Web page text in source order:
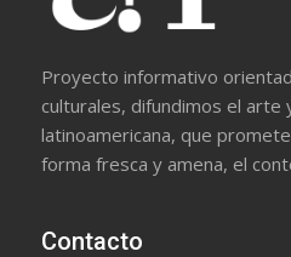
Proyecto informativo
culturales, difundimos el arte
latinoamericana, que
forma fresca y amena, el
Contacto